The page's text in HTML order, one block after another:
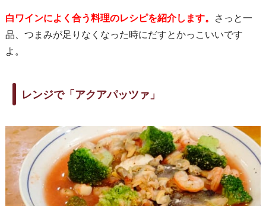
白ワインによく合う料理のレシピを紹介します。 さっと一
品、つまみが足りなくなった時にだすとかっこいいです
よ。
レンジで「アクアパッツァ」